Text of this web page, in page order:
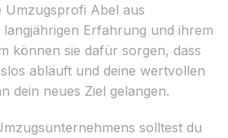
Umzugsprofi Abel aus
Erfahrung und ihrem
können sie dafür sorgen, dass
abläuft und deine wertvollen
dein neues Ziel gelangen.
solltest du